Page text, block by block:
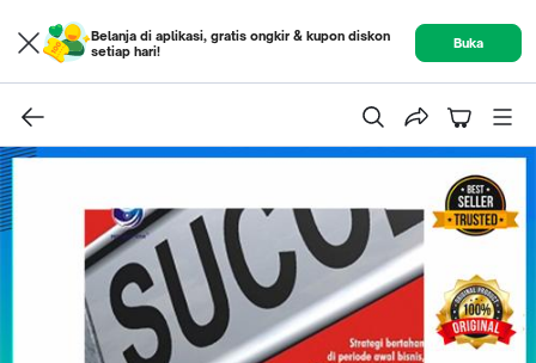
Belanja di aplikasi, gratis ongkir & kupon diskon
setiap hari!
Buka